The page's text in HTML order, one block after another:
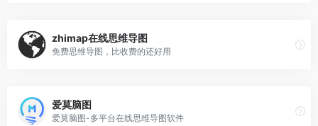
zhimap在线思维导图
免费思维导图，比收费的还好用
爱莫脑图
爱莫脑图-多平台在线思维导图软件